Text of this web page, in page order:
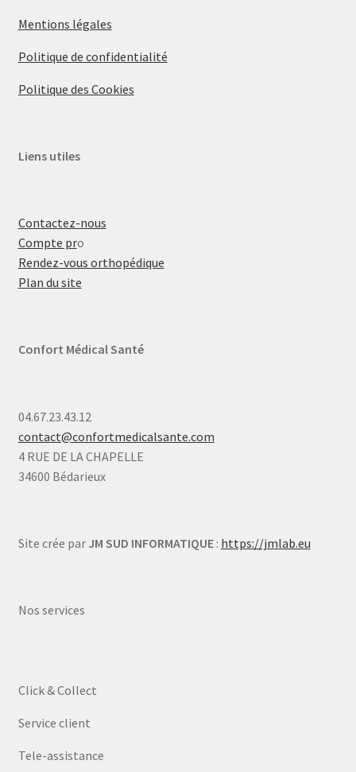
Mentions légales
Politique de confidentialité
Politique des Cookies
Liens utiles
Contactez-nous
Compte pro
Rendez-vous orthopédique
Plan du site
Confort Médical Santé
04.67.23.43.12
contact@confortmedicalsante.com
4 RUE DE LA CHAPELLE
34600 Bédarieux
Site crée par JM SUD INFORMATIQUE: https://jmlab.eu
Nos services
Click & Collect
Service client
Tele-assistance